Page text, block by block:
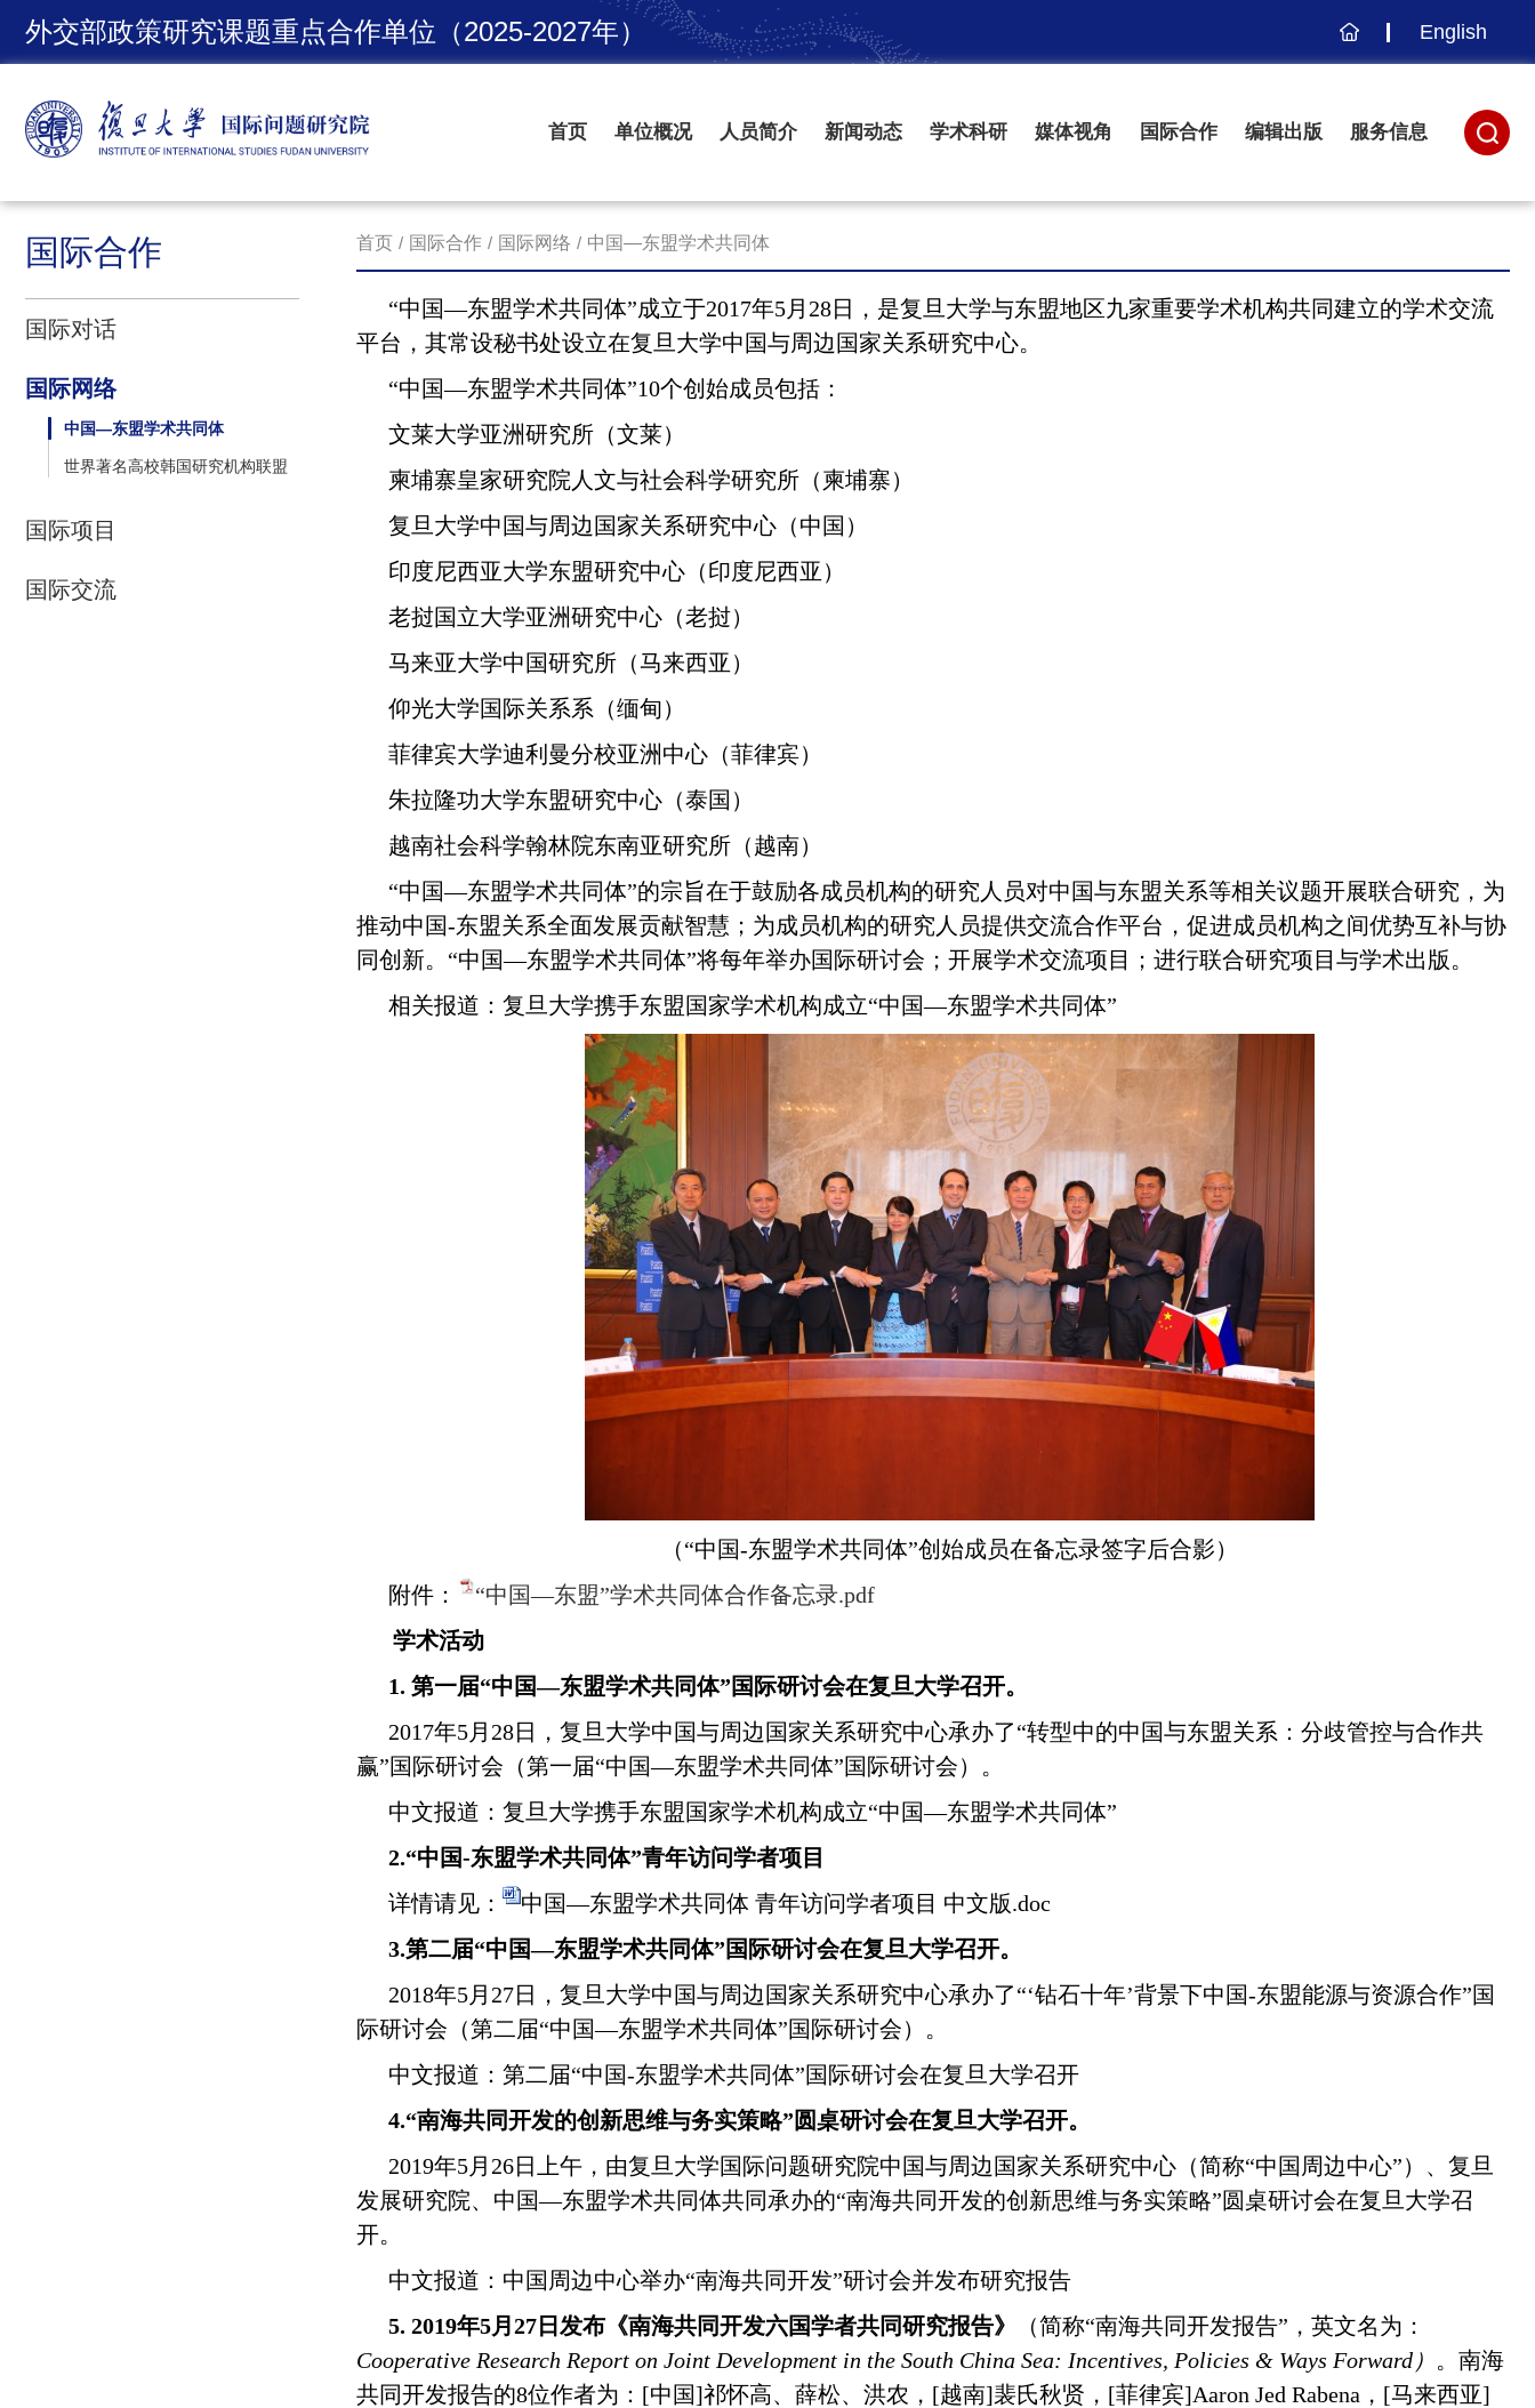
外交部政策研究课题重点合作单位（2025-2027年） 主 English
首页 单位概况 人员简介 新闻动态 学术科研 媒体视角 国际合作 编辑出版 服务信息
国际合作
国际对话
国际网络
中国—东盟学术共同体
世界著名高校韩国研究机构联盟
国际项目
国际交流
首页 / 国际合作 / 国际网络 / 中国—东盟学术共同体
“中国—东盟学术共同体”成立于2017年5月 28日，是复旦大学与东盟地区九家重要学术机构共同建立的学术交流
平台，其常设秘书处设立在复旦大学中国与周边国家关系研究中心。
“中国—东盟学术共同体”10个创始成员包括：
文莱大学亚洲研究所（文莱）
柬埔寨皇家研究院人文与社会科学研究所（柬埔寨）
复旦大学中国与周边国家关系研究中心 （中国）
印度尼西亚大学东盟研究中心（印度尼西亚）
老挝国立大学亚洲研究中心（老挝）
马来亚大学中国研究所（马来西亚）
仰光大学国际关系系（缅甸）
菲律宾大学迪利曼分校亚洲中心（菲律宾）
朱拉隆功大学东盟研究中心（泰国）
越南社会科学翰林院东南亚研究所（越南）
“中国—东盟学术共同体”的宗旨在于鼓励各成员机构的研究人员对中国与东盟关系等相关议题开展联合研究，为
推动中国-东盟关系全面发展贡献智慧；为成员机构的研究人员提供交流合作平台，促进成员机构之间优势互补与协
同创新。“中国—东盟学术共同体”将每年举办国际研讨会；开展学术交流项目；进行联合研究项目与学术出版。
相关报道： 复旦大学携手东盟国家学术机构成立“中国—东盟学术共同体”
（“中国-东盟学术共同体”创始成员在备忘录签字后合影）
附件：
“中国—东盟”学术共同体合作备忘录.pdf
学术活动
1. 第一届“中国—东盟学术共同体”国际研讨会在复旦大学召开。
2017年5月28日，复旦大学中国与周边国家关系研究中心承办了“转型中的中国与东盟关系：分歧管控与合作共
赢”国际研讨会（第一届“中国—东盟学术共同体”国际研讨会）。
中文报道： 复旦大学携手东盟国家学术机构成立“中国—东盟学术共同体”
2.“中国-东盟学术共同体”青年访问学者项目
详情请见：
中国—东盟学术共同体 青年访问学者项目 中文版.doc
3.第二届“中国—东盟学术共同体”国际研讨会在复旦大学召开。
2018年5月27日，复旦大学中国与周边国家关系研究中心承办了“‘钻石十年’背景下中国-东盟能源与资源合作”国
际研讨会（第二届“中国—东盟学术共同体”国际研讨会） 。
中文报道 ： 第二届“中国-东盟学术共同体”国际研讨会在复旦大学召开
4.“南海共同开发的创新思维与务实策略”圆桌研讨会在复旦大学召开。
2019年5月 26日上午，由复旦大学国际问题研究院中国与周边国家关系研究中心（简称“中国周边中心”）、复旦
发展研究院、中国—东盟学术共同体共同承办的“南海共同开发的创新思维与务实策略”圆桌研讨会在复旦大学召
开。
中文报道 ： 中国周边中心举办“南海共同开发”研讨会并发布研究报告
5. 2019年5月 27 日 发布《南海共同开发六国学者共同研究报告》
（简称“南海共同开发报告”，英文名为：
Cooperative Research Report on Joint Development in the South China Sea: Incentives, Policies & Ways Forward ） 。南海
共同开发报告的8位作者为： [中国]祁怀高、薛松、洪农， [越南]裴氏秋贤， [菲律宾]Aaron Jed Rabena ， [马来西亚]